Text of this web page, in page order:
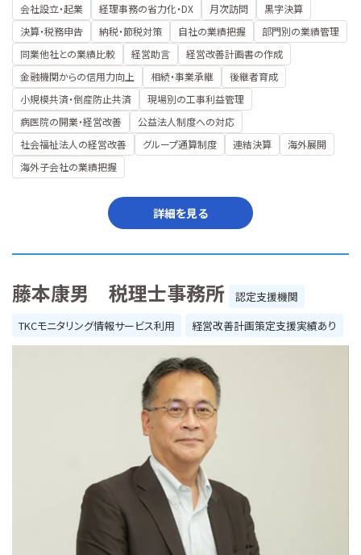
会社設立・起業 経理事務の省力化・DX 月次訪問
黒字決算
決算・税務申告
納税・節税対策 自社の業績把握
部門別の業績管理
同業他社との業績比較
経営助言
経営改善計画書の作成
金融機関からの信用力向上
相続・事業承継
後継者育成
小規模共済・倒産防止共済
現場別の工事利益管理
病医院の開業・経営改善
公益法人制度への対応
社会福祉法人の経営改善
グループ通算制度 連結決算
海外展開
海外子会社の業績把握
詳細を見る
藤本康男 税理士事務所
認定支援機関
TKCモニタリング情報サービス利用
経営改善計画策定支援実績あり